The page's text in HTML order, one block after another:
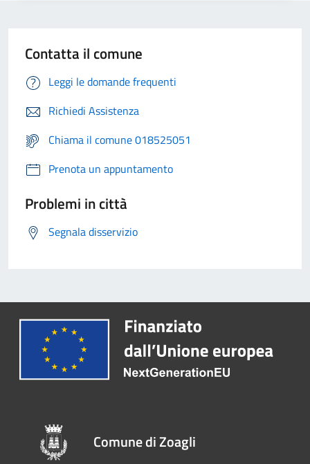
Contatta il comune
Leggi le domande frequenti
Richiedi Assistenza
Chiama il comune 018525051
Prenota un appuntamento
Problemi in città
Segnala disservizio
Comune di Zoagli